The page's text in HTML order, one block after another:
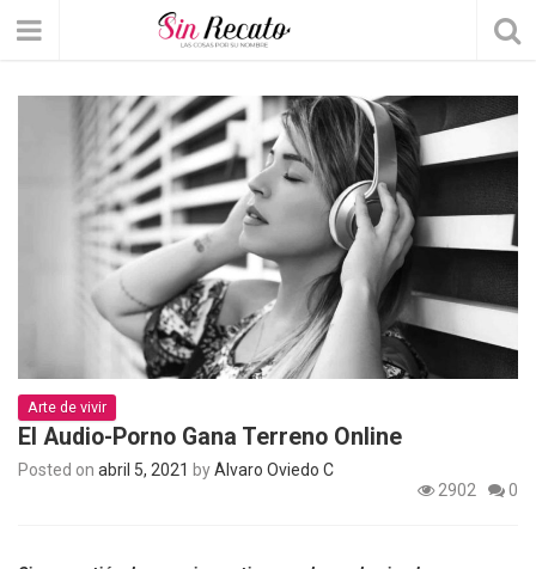
Arte de vivir
El Audio-Porno Gana Terreno Online
Posted on abril 5, 2021 byÁlvaro Oviedo C
2902
0